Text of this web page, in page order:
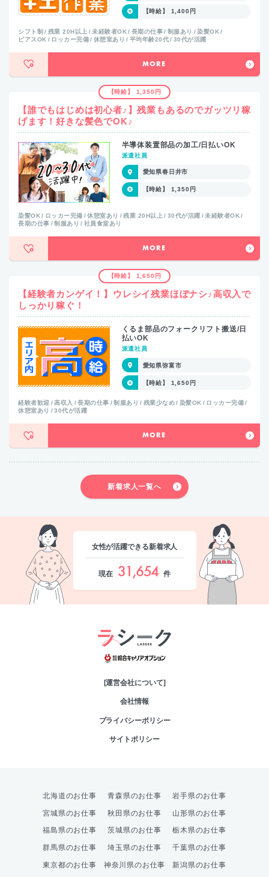
【時給】 1,400円
シフト制 残業 20H以上 未経験者OK 長期の仕事 制服あり
染髪OK
ピアスOK
ロッカー完備 休憩室あり 平均年齢20代 30代が活躍
MORE
【時給】 1,350円
【誰でもはじめは初心者♪】残業もあるのでガッツリ稼
げます！好きな髪色でOK♪
半導体装置部品の加工/日払いOK
派遣社員
愛知県春日井市
【時給】 1,350円
染髪OK ロッカー完備 休憩室あり 残業 20H以上 30代が活躍
未経験者OK
長期の仕事
制服あり 社員食堂あり
MORE
【時給】 1,650円
【経験者カンゲイ！】ウレシイ残業ほぼナシ♪高収入で
しっかり稼ぐ！
くるま部品のフォークリフト搬送/日
払いOK
派遣社員
愛知県弥富市
【時給】 1,650円
経験者歓迎 高収入 長期の仕事 制服あり 残業少なめ 染髪OK
ロッカー完備
休憩室あり
30代が活躍
MORE
新着求人一覧へ
女性が活躍できる新着求人
現在 31,654 件
[運営会社について]
会社情報
プライバシーポリシー
サイトポリシー
北海道のお仕事 青森県のお仕事 岩手県のお仕事
宮城県のお仕事 秋田県のお仕事 山形県のお仕事
福島県のお仕事 茨城県のお仕事 栃木県のお仕事
群馬県のお仕事 埼玉県のお仕事 千葉県のお仕事
東京都のお仕事 神奈川県のお仕事 新潟県のお仕事